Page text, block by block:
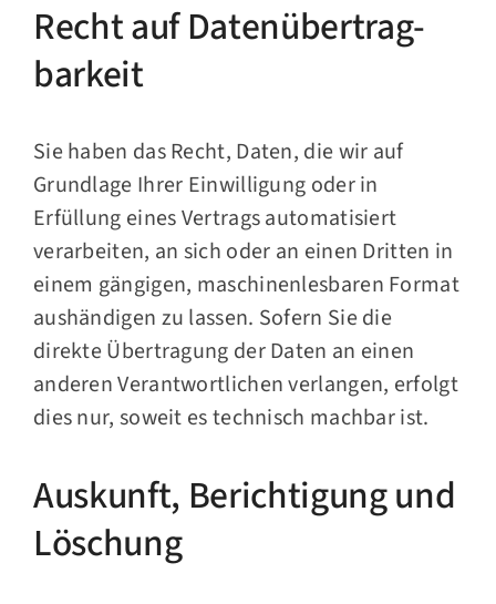
Recht auf Daten­übertrag­
barkeit
Sie haben das Recht, Daten, die wir auf
Grundlage Ihrer Einwilligung oder in
Erfüllung eines Vertrags automatisiert
verarbeiten, an sich oder an einen Dritten in
einem gängigen, maschinenlesbaren Format
aushändigen zu lassen. Sofern Sie die
direkte Übertragung der Daten an einen
anderen Verantwortlichen verlangen, erfolgt
dies nur, soweit es technisch machbar ist.
Auskunft, Berichtigung und
Löschung